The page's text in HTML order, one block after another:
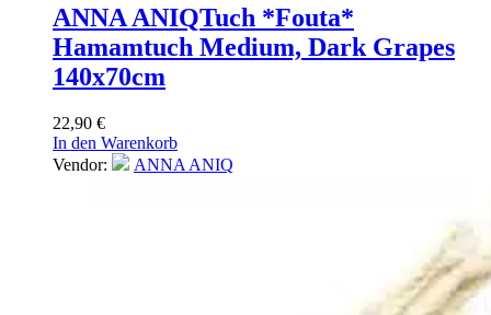
ANNA ANIQTuch *Fouta*
Hamamtuch Medium, Dark Grapes
140x70cm
22,90 €
In den Warenkorb
Vendor:
ANNA ANIQ